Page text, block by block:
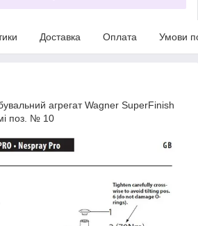
Доставка Оплата Умови
агрегат Wagner SuperFinish
поз. № 10